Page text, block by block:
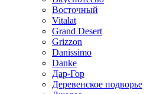
Восточный
Vitalat
Grand Desert
Grizzon
Danissimo
Danke
Дар-Гор
Деревенское подворье